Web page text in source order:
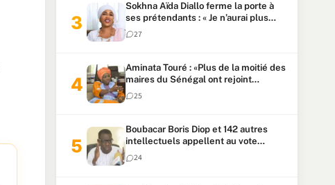
Sokhna Aïda Diallo ferme la porte à
ses prétendants : « Je n’aurai plus
jamais un autre mari »
27
Aminata Touré : «Plus de la moitié des
maires du Sénégal ont rejoint
Kiiraay»
25
Boubacar Boris Diop et 142 autres
intellectuels appellent au vote
urgent de la révision
constitutionnelle
24